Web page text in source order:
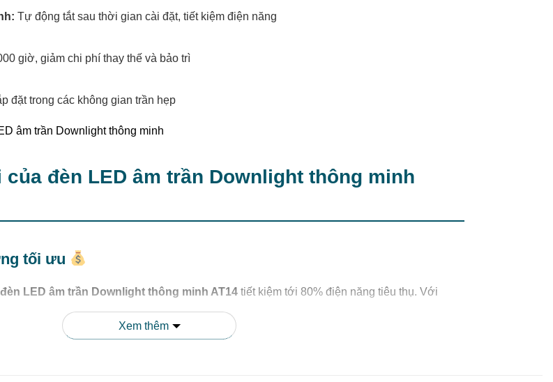
Tự động tắt sau thời gian cài đặt, tiết kiệm điện năng
giờ, giảm chi phí thay thế và bảo trì
đặt trong các không gian trần hẹp
đèn LED âm trần Downlight thông minh
tối ưu
đèn LED âm trần Downlight thông minh AT14tiết kiệm tới 80% điện năng tiêu thụ. Với
lại hiệu quả chiếu sáng vượt trội, góp phần giảm đáng kể chi phí điện hàng tháng cho
Xem thêm